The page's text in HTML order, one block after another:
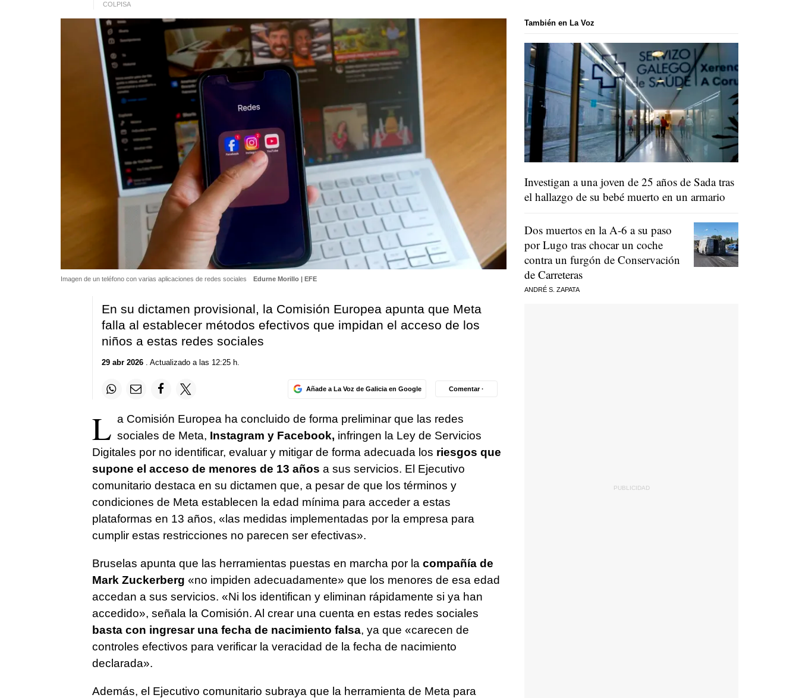
COLPISA
Imagen de un teléfono con varias aplicaciones de redes sociales Edurne Morillo | EFE
En su dictamen provisional, la Comisión Europea apunta que Meta
falla al establecer métodos efectivos que impidan el acceso de los
niños a estas redes sociales
29 abr 2026. Actualizado a las 12:25 h.
Añade a La Voz de Galicia en Google Comentar ·
L a Comisión Europea ha concluido de forma preliminar que las redes
sociales de Meta, Instagram y Facebook, infringen la Ley de Servicios
Digitales por no identificar, evaluar y mitigar de forma adecuada los riesgos que
supone el acceso de menores de 13 años a sus servicios. El Ejecutivo
comunitario destaca en su dictamen que, a pesar de que los términos y
condiciones de Meta establecen la edad mínima para acceder a estas
plataformas en 13 años, «las medidas implementadas por la empresa para
cumplir estas restricciones no parecen ser efectivas».
Bruselas apunta que las herramientas puestas en marcha por la compañía de
Mark Zuckerberg «no impiden adecuadamente» que los menores de esa edad
accedan a sus servicios. «Ni los identifican y eliminan rápidamente si ya han
accedido», señala la Comisión. Al crear una cuenta en estas redes sociales
basta con ingresar una fecha de nacimiento falsa, ya que «carecen de
controles efectivos para verificar la veracidad de la fecha de nacimiento
declarada».
Además, el Ejecutivo comunitario subraya que la herramienta de Meta para
También en La Voz
Investigan a una joven de 25 años de Sada tras
el hallazgo de su bebé muerto en un armario
Dos muertos en la A-6 a su paso
por Lugo tras chocar un coche
contra un furgón de Conservación
de Carreteras
ANDRÉ S. ZAPATA